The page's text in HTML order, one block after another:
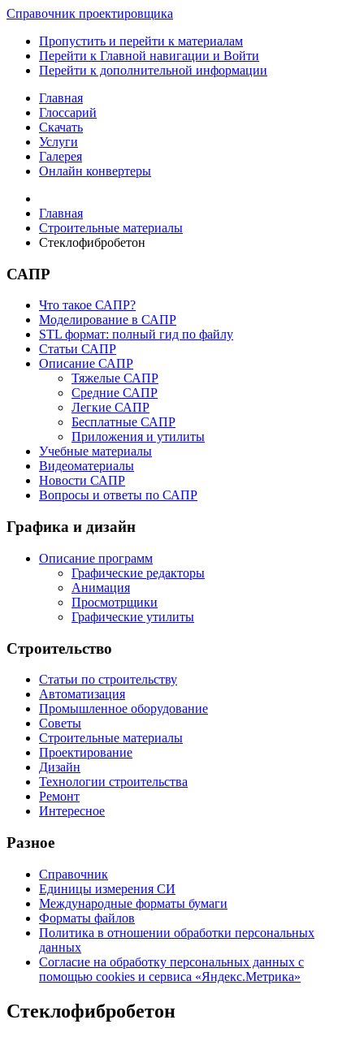
Справочник проектировщика
Пропустить и перейти к материалам
Перейти к Главной навигации и Войти
Перейти к дополнительной информации
Главная
Глоссарий
Скачать
Услуги
Галерея
Онлайн конвертеры
Главная
Строительные материалы
Стеклофибробетон
САПР
Что такое САПР?
Моделирование в САПР
STL формат: полный гид по файлу
Статьи САПР
Описание САПР
Тяжелые САПР
Средние САПР
Легкие САПР
Бесплатные САПР
Приложения и утилиты
Учебные материалы
Видеоматериалы
Новости САПР
Вопросы и ответы по САПР
Графика и дизайн
Описание программ
Графические редакторы
Анимация
Просмотрщики
Графические утилиты
Строительство
Статьи по строительству
Автоматизация
Промышленное оборудование
Советы
Строительные материалы
Проектирование
Дизайн
Технологии строительства
Ремонт
Интересное
Разное
Справочник
Единицы измерения СИ
Международные форматы бумаги
Форматы файлов
Политика в отношении обработки персональных
данных
Согласие на обработку персональных данных с
помощью cookies и сервиса «Яндекс.Метрика»
Стеклофибробетон